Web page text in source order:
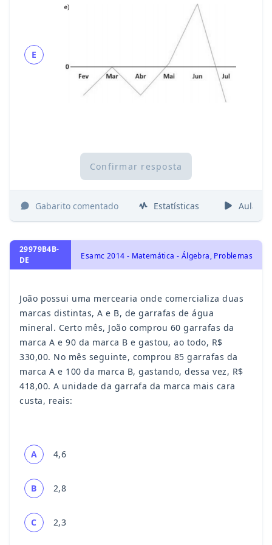
E
Confirmar resposta
Gabarito comentado Estatísticas Aulas
29979B4B-
DE
Esamc 2014 - Matemática - Álgebra, Problemas
João possui uma mercearia onde comercializa duas
marcas distintas, A e B, de garrafas de água
mineral. Certo mês, João comprou 60 garrafas da
marca A e 90 da marca B e gastou, ao todo, R$
330,00. No mês seguinte, comprou 85 garrafas da
marca A e 100 da marca B, gastando, dessa vez, R$
418,00. A unidade da garrafa da marca mais cara
custa, reais:
A 4,6
B 2,8
C 2,3